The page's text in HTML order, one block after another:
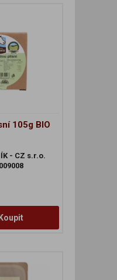
105g BIO
- CZ s.r.o.
009008
Koupit